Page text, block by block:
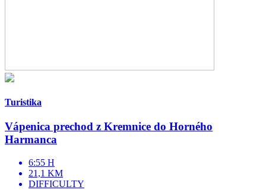
Turistika
Vápenica prechod z Kremnice do Horného
Harmanca
6:55 H
21,1 KM
DIFFICULTY